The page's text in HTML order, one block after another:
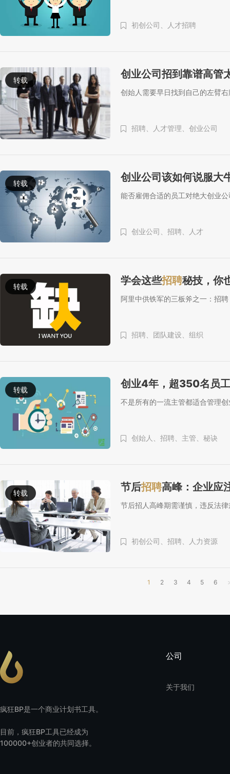
初创公司、 人才招聘
转载 创业公司招到靠谱高管
创始人需要早日找到自己的左臂右
招聘、 人才管理、 创业公司
转载 创业公司该如何说服大
能否雇佣合适的员工对绝大创业
创业公司、 招聘、 人才
转载 学会这些招聘秘技，你
阿里中供铁军的三板斧之一：招聘
招聘、 团队建设、 组织
转载 创业4年，超350名员
不是所有的一流主管都适合管理
创始人、 招聘、 主管、 秘诀
转载 节后招聘高峰：企业应
节后招人高峰期需谨慎，违反法
初创公司、 招聘、 人力资源
1 2 3 4 5 6
疯狂BP是一个商业计划书工具。
目前，疯狂BP工具已经成为
100000+创业者的共同选择。
公司
关于我们